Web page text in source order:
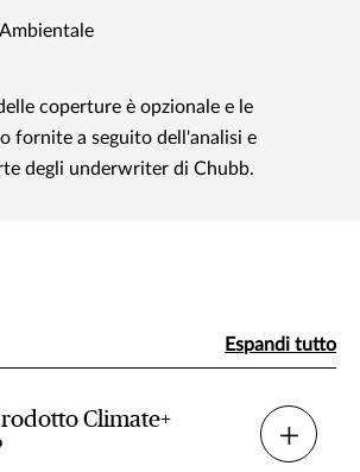
coperture è opzionale e le
fornite a seguito dell'analisi e
degli underwriter di Chubb.
Espandi tutto
Climate+